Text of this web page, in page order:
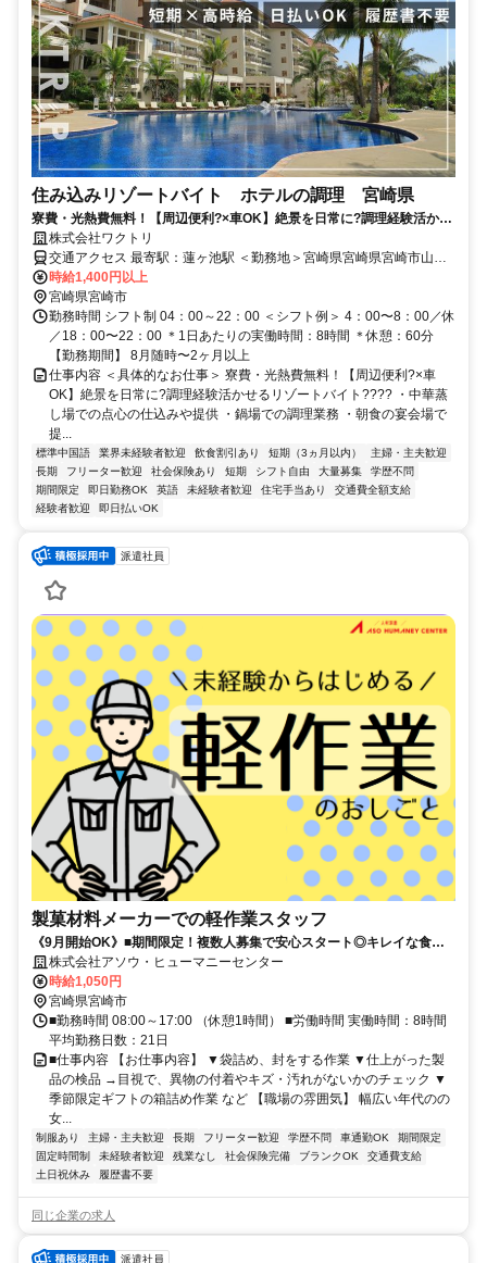
住み込みリゾートバイト ホテルの調理 宮崎県
寮費・光熱費無料！【周辺便利?×車OK】絶景を日常に?調理経験活かせ
るリゾートバイト????
株式会社ワクトリ
交通アクセス 最寄駅：蓮ヶ池駅 ＜勤務地＞宮崎県宮崎県宮崎市山崎
町浜山0★寮完備・赴任交通費支給！ 【大阪方面より】 飛行機で伊丹
空港⇒宮崎空港（約1時間10分） バスで宮崎空港⇒宮崎駅（約15分）
宮崎駅より路線バスで約25分 ※ご自宅からの通勤も相談OK！住み込
みを希望されない場合もお気軽にご相談ください。
時給1,400円以上
宮崎県宮崎市
勤務時間 シフト制 04：00～22：00 ＜シフト例＞ 4：00〜8：00／休
／18：00〜22：00 ＊1日あたりの実働時間：8時間 ＊休憩：60分
【勤務期間】 8月随時〜2ヶ月以上
仕事内容 ＜具体的なお仕事＞ 寮費・光熱費無料！【周辺便利?×車
OK】絶景を日常に?調理経験活かせるリゾートバイト???? ・中華蒸
し場での点心の仕込みや提供 ・鍋場での調理業務 ・朝食の宴会場で
提...
標準中国語 業界未経験者歓迎 飲食割引あり 短期（3ヵ月以内）
主婦・主夫歓迎
長期
フリーター歓迎 社会保険あり 短期 シフト自由 大量募集
学歴不問
期間限定
即日勤務OK 英語 未経験者歓迎 住宅手当あり
交通費全額支給
経験者歓迎
即日払いOK
派遣社員
製菓材料メーカーでの軽作業スタッフ
《9月開始OK》■期間限定！複数人募集で安心スタート◎キレイな食品
工場で製菓材料のチェック■土日祝休×残業ナシ！17時定時でピタッと帰
れて無理なく働けます■国際的な認証も取得済みのクリーンな環境＊手
順もしっかりしていて業界未経験の方でも安心です！
株式会社アソウ・ヒューマニーセンター
時給1,050円
宮崎県宮崎市
■勤務時間 08:00～17:00 （休憩1時間） ■労働時間 実働時間：8時間
平均勤務日数：21日
■仕事内容 【お仕事内容】 ▼袋詰め、封をする作業 ▼仕上がった製
品の検品 →目視で、異物の付着やキズ・汚れがないかのチェック ▼
季節限定ギフトの箱詰め作業 など 【職場の雰囲気】 幅広い年代のの
女...
制服あり 主婦・主夫歓迎 長期 フリーター歓迎 学歴不問 車通勤OK
期間限定
固定時間制
未経験者歓迎 残業なし 社会保険完備 ブランクOK
交通費支給
土日祝休み
履歴書不要
同じ企業の求人
派遣社員